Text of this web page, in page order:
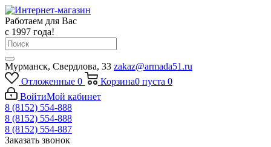
Работаем для Вас
с 1997 года!
Мурманск, Свердлова, 33 zakaz@armada51.ru
Отложенные 0 Корзина0 пуста 0
ВойтиМой кабинет
8 (8152) 554-888
8 (8152) 554-888
8 (8152) 554-887
Заказать звонок